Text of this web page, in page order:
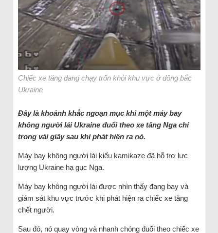
Chiếc xe tăng đang chạy trốn khỏi khu vực ở đông bắc
Ukraine
Đây là khoảnh khắc ngoạn mục khi một máy bay
không người lái Ukraine đuổi theo xe tăng Nga chỉ
trong vài giây sau khi phát hiện ra nó.
Máy bay không người lái kiểu kamikaze đã hỗ trợ lực
lượng Ukraine hạ gục Nga.
Máy bay không người lái được nhìn thấy đang bay và
giám sát khu vực trước khi phát hiện ra chiếc xe tăng
chết người.
Sau đó, nó quay vòng và nhanh chóng đuổi theo chiếc xe